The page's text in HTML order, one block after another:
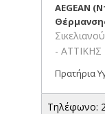
AEGEAN
- ΑΤΤΙΚΗΣ
Πρατήρια
Τηλέφωνο: